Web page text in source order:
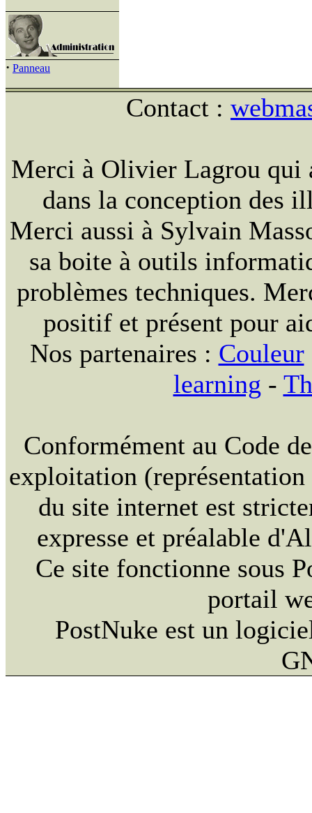
· Panneau
Contact :
Merci à Olivier Lagrou qui
dans la conception des
Merci aussi à Sylvain
sa boite à outils
problèmes techniques.
positif et présent pour
Nos partenaires : Couleur
learning -
Conformément au Code
exploitation
du site internet est
expresse et préalable
Ce site fonctionne sous
portail
PostNuke est un